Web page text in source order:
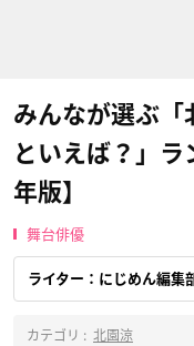
みんなが選ぶ「
といえば？」
年版】
舞台俳優
ライター：にじめん編集
カテゴリ : 北園涼